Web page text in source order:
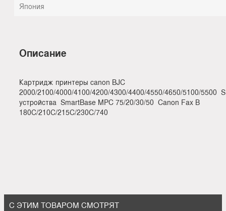
Япония
Описание
Картридж принтеры canon BJC
2000/2100/4000/4100/4200/4300/4400/4550/4650/5100/5500
устройства SmartBase MPC 75/20/30/50 Canon Fax B
180C/210C/215C/230C/740
С ЭТИМ ТОВАРОМ СМОТРЯТ